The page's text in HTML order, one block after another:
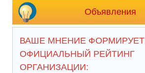
Объявления
ВАШЕ МНЕНИЕ ФОРМИРУЕТ
ОФИЦИАЛЬНЫЙ РЕЙТИНГ
ОРГАНИЗАЦИИ: